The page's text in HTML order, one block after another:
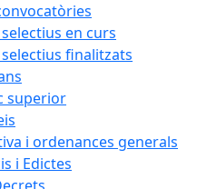
en curs
finalitzats
superior
i ordenances generals
i Edictes